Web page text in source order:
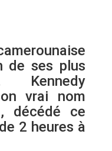
de ses plus
Kennedy
vrai nom
décédé ce
2 heures à